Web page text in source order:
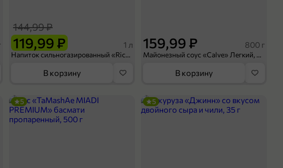
119,99 ₽
144,99 ₽
1 л
Напиток сильногазированный «Rich» Биттер Лемон, 1 л
В корзину
159,99 ₽ 800 г
Майонезный соус «Calve» Легкий, 800 г
В корзину
5 5